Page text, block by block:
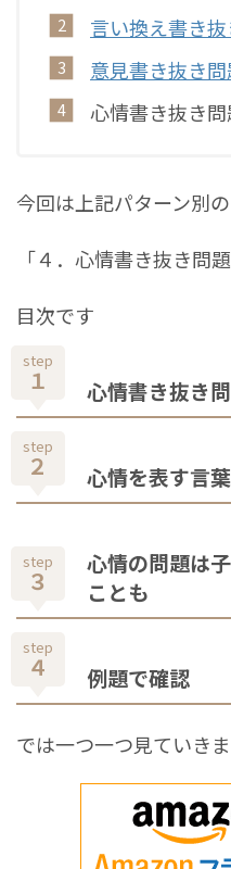
言い換え書き
意見書き抜き問
心情書き抜き問
今回は上記パターン別
「４．心情書き抜き問題
目次です
step
１ 心情書き抜き
step
２ 心情を表す言
step
３
心情の問題は
ことも
step
４ 例題で確認
では一つ一つ見ていきま